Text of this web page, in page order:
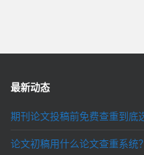
最新动态
期刊论文投稿前免费查重到底
论文初稿用什么论文查重系统？